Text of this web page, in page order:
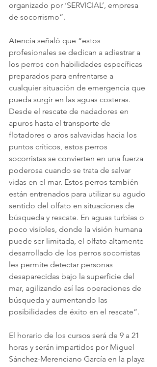
organizado por ‘SERVICIAL’, empresa
de socorrismo”.
Atencia señaló que “estos
profesionales se dedican a adiestrar a
los perros con habilidades específicas
preparados para enfrentarse a
cualquier situación de emergencia que
pueda surgir en las aguas costeras.
Desde el rescate de nadadores en
apuros hasta el transporte de
flotadores o aros salvavidas hacia los
puntos críticos, estos perros
socorristas se convierten en una fuerza
poderosa cuando se trata de salvar
vidas en el mar. Estos perros también
están entrenados para utilizar su agudo
sentido del olfato en situaciones de
búsqueda y rescate. En aguas turbias o
poco visibles, donde la visión humana
puede ser limitada, el olfato altamente
desarrollado de los perros socorristas
les permite detectar personas
desaparecidas bajo la superficie del
mar, agilizando así las operaciones de
búsqueda y aumentando las
posibilidades de éxito en el rescate”.
El horario de los cursos será de 9 a 21
horas y serán impartidos por Miguel
Sánchez-Merenciano García en la playa